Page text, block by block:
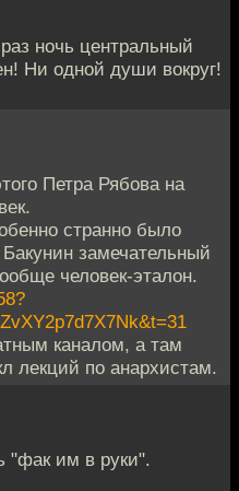
ночь центральный
Ни одной души вокруг!
Петра Рябова на
странно было
замечательный
человек-эталон.
каналом, а там
лекций по анархистам.
"фак им в руки".